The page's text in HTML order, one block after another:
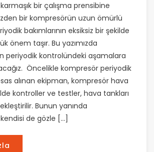
bir çalışma prensibine
bir kompresörün uzun ömürlü
bakımlarının eksiksiz bir şekilde
önem taşır. Bu yazımızda
periyodik kontrolündeki aşamalara
Öncelikle kompresör periyodik
alınan ekipman, kompresör hava
kontroller ve testler, hava tankları
Bunun yanında
de gözle […]